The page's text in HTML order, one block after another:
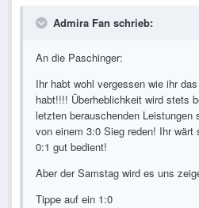
Admira Fan schrieb:
An die Paschinger:
Ihr habt wohl vergessen wie ihr
habt!!!! Überheblichkeit wird stets
letzten berauschenden Leistungen
von einem 3:0 Sieg reden! Ihr
0:1 gut bedient!
Aber der Samstag wird es uns
Tippe auf ein 1:0